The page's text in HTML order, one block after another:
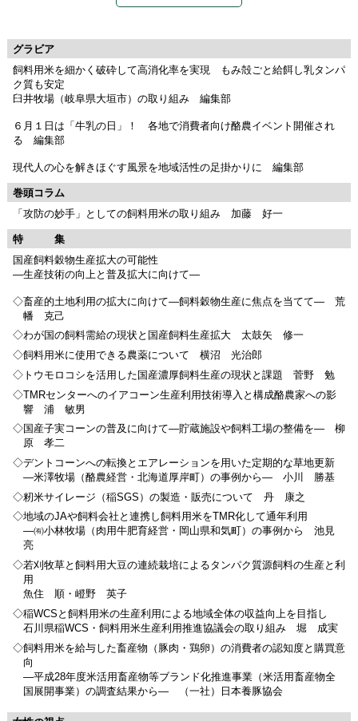
グラビア
飼料用米を細かく破砕して高消化率を実現 もみ殻ごと給餌し乳タンパ
ク質も安定
臼井牧場（岐阜県大垣市）の取り組み 編集部
６月１日は「牛乳の日」！ 各地で消費者向け酪農イベント開催され
る 編集部
現代人の心を解きほぐす風景を地域活性の足掛かりに 編集部
巻頭コラム
「攻防の妙手」としての飼料用米の取り組み 加藤 好一
特 集
国産飼料穀物生産拡大の可能性
―生産技術の向上と普及拡大に向けて―
◇畜産的土地利用の拡大に向けて―飼料穀物生産に焦点を当てて― 荒
幡 克己
◇わが国の飼料需給の現状と国産飼料生産拡大 太鼓矢 修一
◇飼料用米に使用できる農薬について 横沼 光治郎
◇トウモロコシを活用した国産濃厚飼料生産の現状と課題 菅野 勉
◇TMRセンターへのイアコーン生産利用技術導入と構成酪農家への影
響 浦 敏男
◇国産子実コーンの普及に向けて―貯蔵施設や飼料工場の整備を― 柳
原 孝二
◇デントコーンへの転換とエアレーションを用いた定期的な草地更新
―米澤牧場（酪農経営・北海道厚岸町）の事例から― 小川 勝基
◇籾米サイレージ（稲SGS）の製造・販売について 丹 康之
◇地域のJAや飼料会社と連携し飼料用米をTMR化して通年利用
―㈲小林牧場（肉用牛肥育経営・岡山県和気町）の事例から 池見
亮
◇若刈牧草と飼料用大豆の連続栽培によるタンパク質源飼料の生産と利
用
魚住 順・嶝野 英子
◇稲WCSと飼料用米の生産利用による地域全体の収益向上を目指し
石川県稲WCS・飼料用米生産利用推進協議会の取り組み 堀 成実
◇飼料用米を給与した畜産物（豚肉・鶏卵）の消費者の認知度と購買意
向
―平成28年度米活用畜産物等ブランド化推進事業（米活用畜産物全
国展開事業）の調査結果から― （一社）日本養豚協会